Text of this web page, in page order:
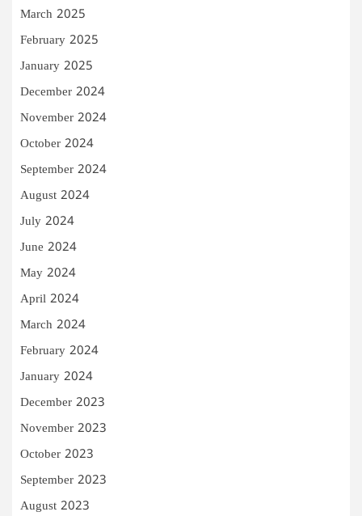
March 2025
February 2025
January 2025
December 2024
November 2024
October 2024
September 2024
August 2024
July 2024
June 2024
May 2024
April 2024
March 2024
February 2024
January 2024
December 2023
November 2023
October 2023
September 2023
August 2023